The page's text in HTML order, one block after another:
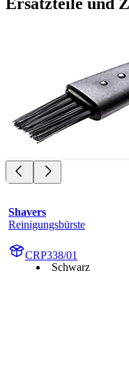
Shavers
Reinigungsbürste
CRP338/01
Schwarz